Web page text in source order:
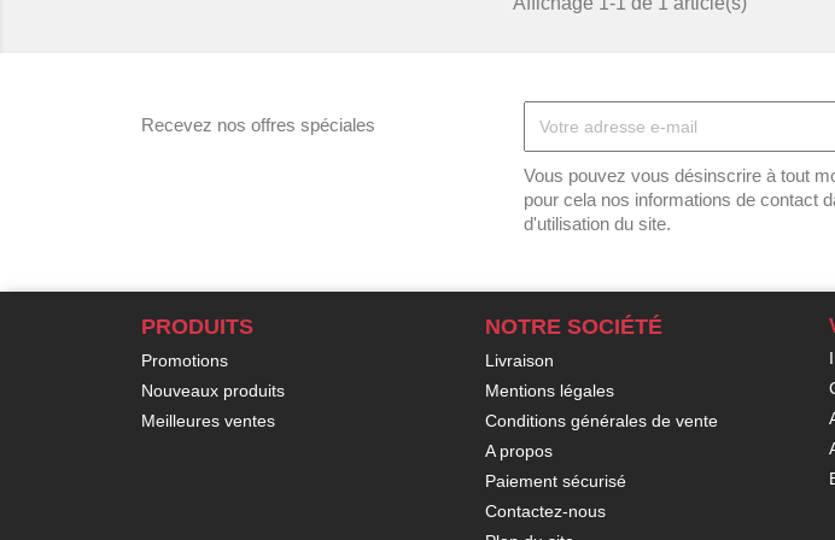
Recevez nos offres spéciales
Vous pouvez vous désinscrire à tout
pour cela nos informations de contact
d'utilisation du site.
PRODUITS
Promotions
Nouveaux produits
Meilleures ventes
NOTRE SOCIÉTÉ
Livraison
Mentions légales
Conditions générales de vente
A propos
Paiement sécurisé
Contactez-nous